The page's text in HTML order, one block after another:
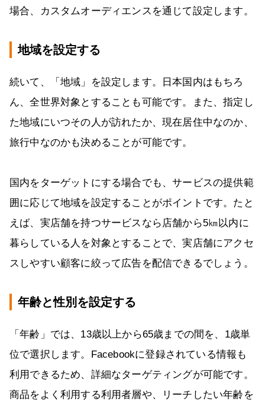
場合、カスタムオーディエンスを通じて設定します。
地域を設定する
続いて、「地域」を設定します。日本国内はもちろ
ん、全世界対象とすることも可能です。また、指定し
た地域にいつその人が訪れたか、現在居住中なのか、
旅行中なのかも決めることが可能です。
国内をターゲットにする場合でも、サービスの提供範
囲に応じて地域を設定することがポイントです。たと
えば、実店舗を持つサービスなら店舗から5㎞以内に
暮らしている人を対象とすることで、実店舗にアクセ
スしやすい顧客に絞って広告を配信できるでしょう。
年齢と性別を設定する
「年齢」では、13歳以上から65歳までの間を、1歳単
位で選択します。Facebookに登録されている情報も
利用できるため、詳細なターゲティングが可能です。
商品をよく利用する利用者層や、リーチしたい年齢を